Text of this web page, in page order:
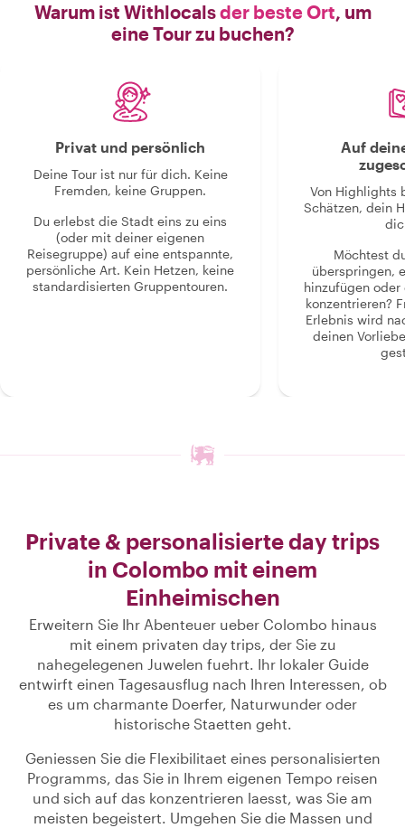
Warum ist Withlocalsder beste Ort, um
eine Tour zu buchen?
Privat und persönlich
Deine Tour ist nur für dich. Keine
Fremden, keine Gruppen.
Du erlebst die Stadt eins zu eins
(oder mit deiner eigenen
Reisegruppe) auf eine entspannte,
persönliche Art. Kein Hetzen, keine
standardisierten Gruppentouren.
Auf
Von Highlights
Schätzen, dein
Möchtest
überspringen,
hinzufügen
konzentrieren?
Erlebnis wird
deinen
Private & personalisierte day trips
in Colombo mit einem
Einheimischen
Erweitern Sie Ihr Abenteuer ueber Colombo hinaus
mit einem privaten day trips, der Sie zu
nahegelegenen Juwelen fuehrt. Ihr lokaler Guide
entwirft einen Tagesausflug nach Ihren Interessen, ob
es um charmante Doerfer, Naturwunder oder
historische Staetten geht.
Geniessen Sie die Flexibilitaet eines personalisierten
Programms, das Sie in Ihrem eigenen Tempo reisen
und sich auf das konzentrieren laesst, was Sie am
meisten begeistert. Umgehen Sie die Massen und